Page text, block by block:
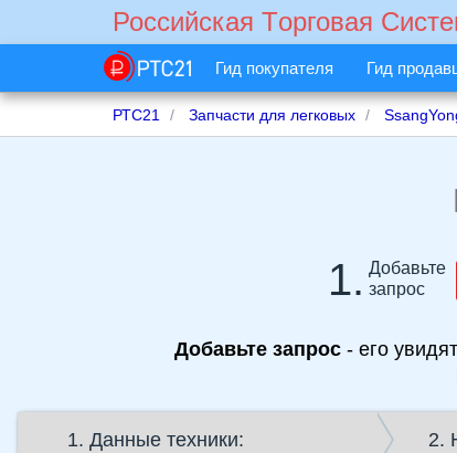
Российская Tорговая
Гид покупателя Гид
РТС21 Запчасти для легковых
1. Добавьте
запрос
Добавьте запрос- его
1. Данные техники: 2.